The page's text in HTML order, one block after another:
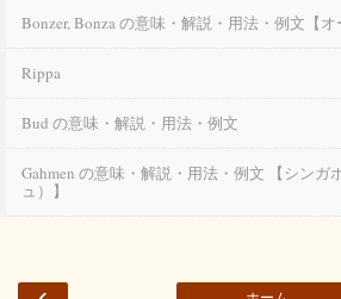
Bonzer, Bonza の意味・解説・用法・例文【オ
Rippa
Bud の意味・解説・用法・例文
Gahmen の意味・解説・用法・例文 【シンガ
ュ）】